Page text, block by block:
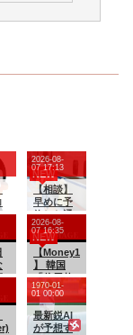
【相談】
早めに予
約した通
路側の席
に、見知
らぬ母子
が。車掌
の呼びか
けにも
「目を閉
じて無
視」して
NEW
2026-08-
07 17:13
【Money1
】 韓国
「信用赦
免を何回
やって
も、何回
やって
NEW
2026-08-
07 16:35
最新鋭AI
が予想す
1970-01-
01 00:00